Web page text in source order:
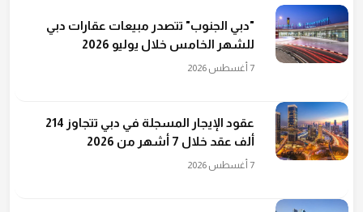
"دبي الجنوب" تتصدر مبيعات عقارات دبي
للشهر الخامس خلال يوليو 2026
7 أغسطس 2026
عقود الإيجار المسجلة في دبي تتجاوز 214
ألف عقد خلال 7 أشهر من 2026
7 أغسطس 2026